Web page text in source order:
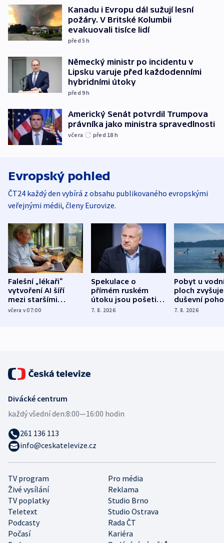
Kanadu i Evropu dál sužují lesní
požáry. V Britské Kolumbii
evakuovali tisíce lidí
před 5h
Německý ministr po incidentu v
Lipsku varuje před každodenními
hybridními útoky
před 9h
Americký Senát potvrdil Trumpova
právníka jako ministra spravedlnosti
včera před 18 h
Evropský pohled
ČT24 každý den vybírá z obsahu publikovaného evropskými
veřejnými médii, členy Eurovize.
Falešní „lékaři“
vytvoření AI šíří
mezi staršími
Poláky nebezpečné
včera v 07:00
Spekulace o
přímém ruském
útoku jsou pošetilé,
míní estonský
7. 8. 2026
Pobyt u
ploch zvyšuje
duševní
ukázala
7. 8. 2026
TV program
Pro média
Živé vysílání
Reklama
TV poplatky
Studio Brno
Teletext
Studio Ostrava
Podcasty
Rada ČT
Počasí
Kariéra
Divácké centrum
každý všední den:8:00—16:00 hodin
261 136 113
info@ceskatelevize.cz